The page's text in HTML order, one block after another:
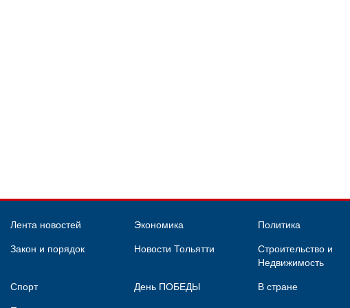
Лента новостей Экономика Политика
Закон и порядок Новости Тольятти
Строительство и
Недвижимость
Спорт День ПОБЕДЫ В стране